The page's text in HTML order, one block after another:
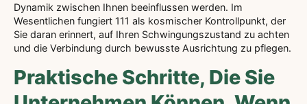
Dynamik zwischen Ihnen beeinflussen werden. Im
Wesentlichen fungiert 111 als kosmischer Kontrollpunkt, der
Sie daran erinnert, auf Ihren Schwingungszustand zu achten
und die Verbindung durch bewusste Ausrichtung zu pflegen.
Praktische Schritte, Die Sie